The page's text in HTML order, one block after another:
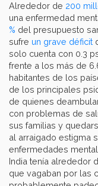
Alrededor de 200
una enfermedad
% del presupuesto
sufre un grave déficit
solo cuenta con 0.3
frente a los más de
habitantes de los
de los principales
de quienes
con problemas de
sus familias y
al arraigado estigma
enfermedades
India tenía alrededor
que vagaban por las